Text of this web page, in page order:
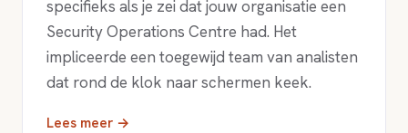
specifieks als je zei dat jouw organisatie een
Security Operations Centre had. Het
impliceerde een toegewijd team van analisten
dat rond de klok naar schermen keek.
Lees meer →